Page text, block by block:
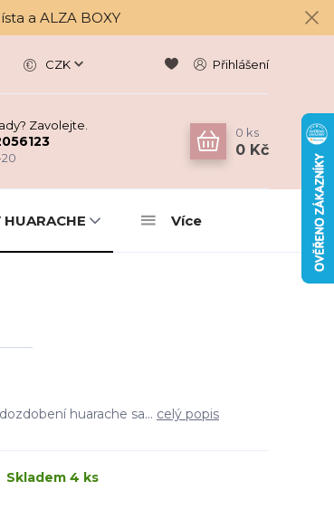
a ALZA BOXY
CZK Přihlášení
Zavolejte. 0 ks
0 Kč
Více
huarache sa... celý popis
Skladem 4 ks